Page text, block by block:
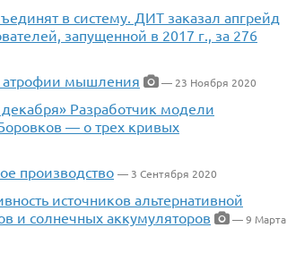
в систему. ДИТ заказал апгрейд
запущенной в 2017 г., за 276
атрофии мышления
— 23 Ноября 2020
Разработчик модели
— о трех кривых
производство — 3 Сентября 2020
источников альтернативной
и солнечных аккумуляторов
— 9 Марта